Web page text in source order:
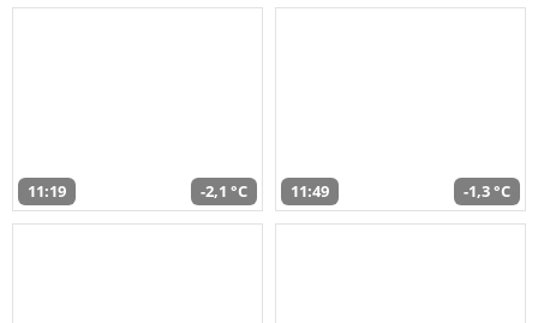
11:19 -2,1 °C 11:49 -1,3 °C